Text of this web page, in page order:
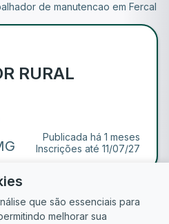
de manutencao em Fercal
RURAL
Publicada há 1 meses
Inscrições até 11/07/27
de1
que são essenciais para
melhorar sua